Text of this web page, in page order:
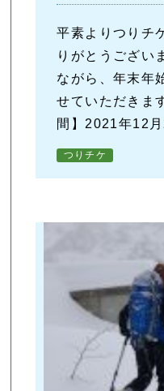
平素よりつりチ
りがとうござい
ながら、年末年
せていただきま
間】2021年12
つりチケ